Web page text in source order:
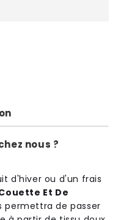
nous ?
d'hiver ou d'un frais
Et De
permettra de passer